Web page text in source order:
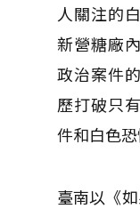
人關注的
新營糖廠
政治案件
歷打破只
件和白色
臺南以《